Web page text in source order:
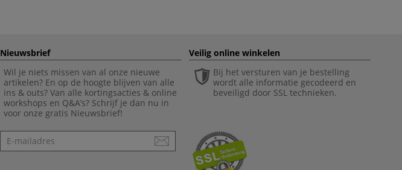
Nieuwsbrief
Wil je niets missen van al onze nieuwe
artikelen? En op de hoogte blijven van alle
ins & outs? Van alle kortingsacties & online
workshops en Q&A’s? Schrijf je dan nu in
voor onze gratis Nieuwsbrief!
Nieuwsbrief
Veilig online winkelen
Bij het versturen van je bestelling
wordt alle informatie gecodeerd en
beveiligd door SSL technieken.